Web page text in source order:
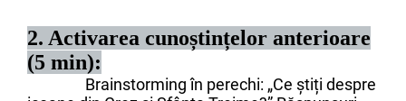
2. Activarea cunoștințelor anterioare
(5 min):
Brainstorming în perechi: „Ce ştiți despre